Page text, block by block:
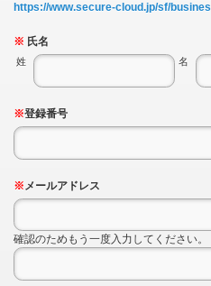
https://www.secure-cloud.jp/sf/
※ 氏名
姓 名
※登録番号
※ メールアドレス
確認のためもう一度入力してください。